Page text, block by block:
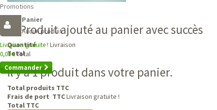
Promotions
Panier
Aucun produit
Livraison gratuite ! Livraison
0,00 €Total
Commander
Produit ajouté au panier avec succès
Quantité
Total
Il y a 1 produit dans votre panier.
Total produits TTC
Frais de port TTCLivraison gratuite !
Total TTC